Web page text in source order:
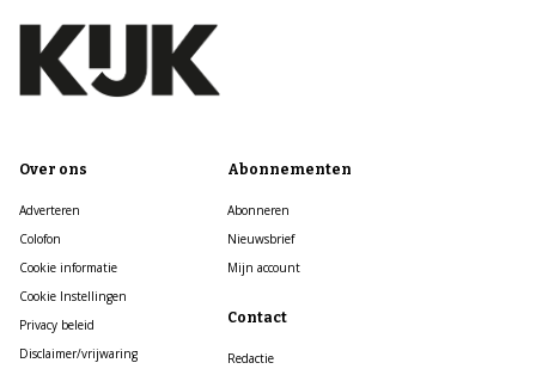
Over ons
Adverteren
Colofon
Cookie informatie
Cookie Instellingen
Privacy beleid
Disclaimer/vrijwaring
Abonnementen
Abonneren
Nieuwsbrief
Mijn account
Contact
Redactie